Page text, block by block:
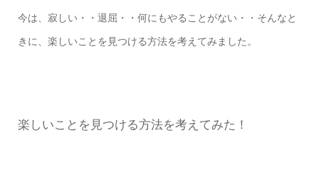
今は、寂しい・・退屈・・何にもやることがない・・そんなと
きに、楽しいことを見つける方法を考えてみました。
楽しいことを見つける方法を考えてみた！